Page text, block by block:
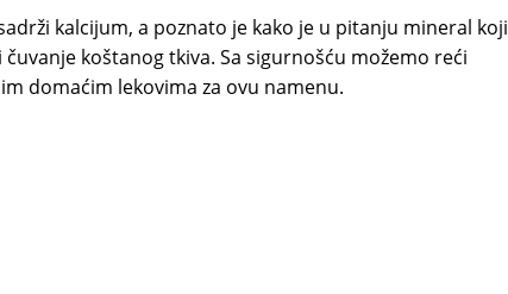
kalcijum, a poznato je kako je u pitanju mineral koji
koštanog tkiva. Sa sigurnošću možemo reći
domaćim lekovima za ovu namenu.